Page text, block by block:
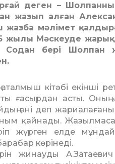
деген –
алған
мәлімет
жылы Мәскеуде
Содан бері Шолпан
аталмыш кітәбі
ғасырдан асты. Оның
әні деп
қайнады.
жүрген елде
көрінеді.
жинауды